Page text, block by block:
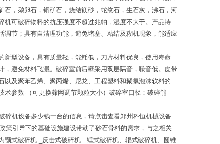
，鹅卵石，铜矿石，烧结镁砂，蛇纹石，生石灰，沸石，河
可破碎物料的抗压强度不超过兆帕，湿度不大于。产品特
节；具有自清理功能，避免堵塞、粘结及糊机现象，能适应
型设备，具有质量轻，能耗低，刀片材料优良，使用寿命
避免材料飞溅。破碎室前后壁采用双层隔音，噪音低。皮带
及聚苯乙烯、聚丙烯、尼龙、工程塑料和聚氯泡沫软料的
参数-（可更换筛网调节颗粒大小）破碎室口径：破碎能
机设备多少钱一台的信息，请点击查看郑州科恒机械设备
策引导下的基础设施建设带动了砂石骨料的需求，与之相关
式破碎机._反击式破碎机、锤式破碎机、辊式破碎机、圆锥